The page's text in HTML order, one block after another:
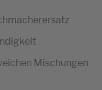
Mischungen